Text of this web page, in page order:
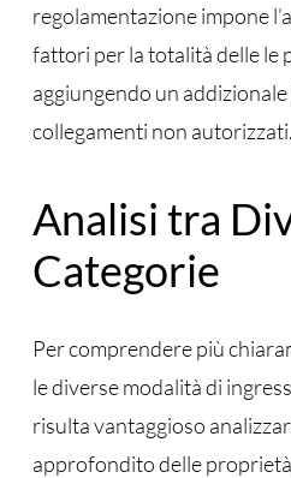
regolamentazione impone
fattori per la totalità delle le
aggiungendo un
collegamenti non autorizzati.
Analisi tra
Categorie
Per comprendere più
le diverse modalità di
risulta vantaggioso
approfondito delle